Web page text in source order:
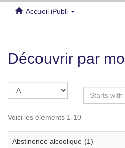
navigation
Accueil iPubli
Découvrir par
Voici les éléments 1-10
Abstinence alcoolique (1)